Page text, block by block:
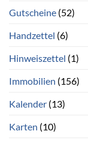
Gutscheine (52)
Handzettel (6)
Hinweiszettel (1)
Immobilien (156)
Kalender (13)
Karten (10)